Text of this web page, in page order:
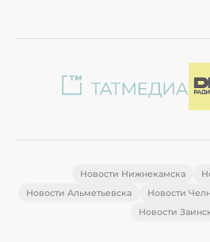
Новости Нижнекамска
Новости Альметьевска
Новости
Новости